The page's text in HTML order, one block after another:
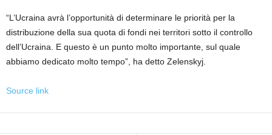
“L’Ucraina avrà l’opportunità di determinare le priorità per la
distribuzione della sua quota di fondi nei territori sotto il controllo
dell’Ucraina. E questo è un punto molto importante, sul quale
abbiamo dedicato molto tempo”, ha detto Zelenskyj.
Source link